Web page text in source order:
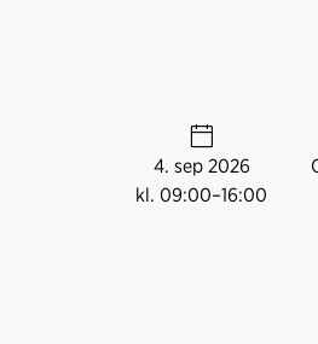
4. sep 2026
kl. 09:00–16:00